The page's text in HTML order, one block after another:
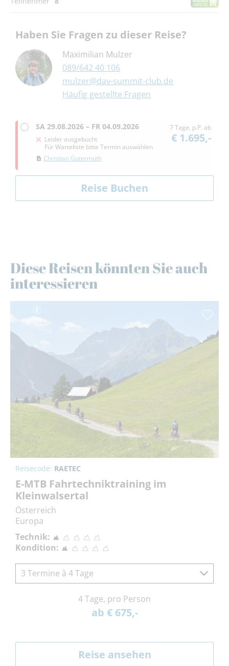
Haben Sie Fragen zu dieser Reise?
Maximilian Mulzer
089/642 40 106
mulzer@dav-summit-club.de
Häufig gestellte Fragen
SA 29.08.2026 – FR 04.09.2026
Leider ausgebucht
Für Warteliste bitte Termin auswählen
Christian Gutermuth
7 Tage, p.P. ab
€ 1.695,-
Diese Reisen könnten Sie auch
interessieren
Reisecode: RAETEC
E-MTB Fahrtechniktraining im
Kleinwalsertal
Österreich
Europa
Technik:
Kondition:
3 Termine à 4 Tage
4 Tage, pro Person
ab € 675,-
Reise ansehen